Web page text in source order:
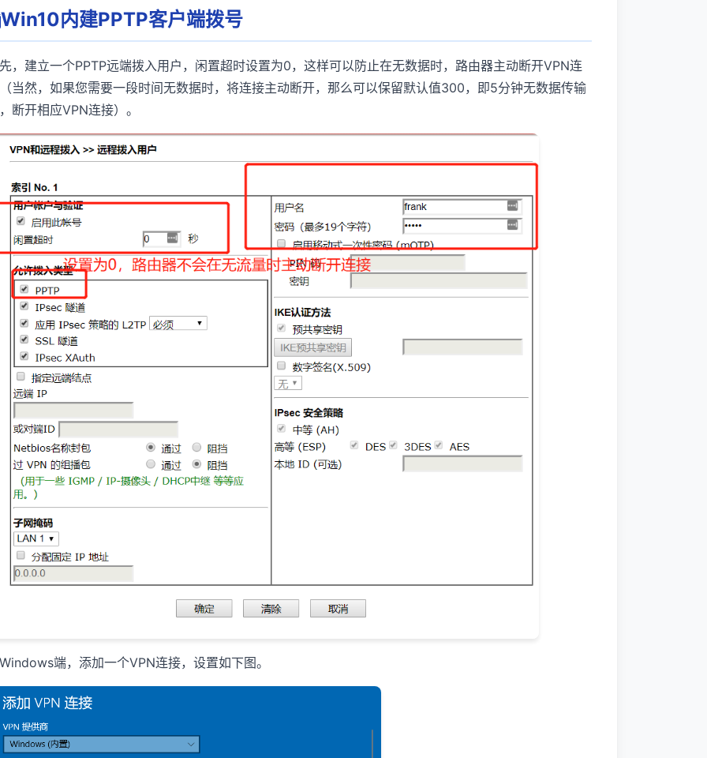
Win10内建PPTP客户端拨号
，建立一个PPTP远端拨入用户，闲置超时设置为0，这样可以防止在无数据时，路由器主动断开VPN连
当然，如果您需要一段时间无数据时，将连接主动断开，那么可以保留默认值300，即5分钟无数据传输
断开相应VPN连接）。
端，添加一个VPN连接，设置如下图。